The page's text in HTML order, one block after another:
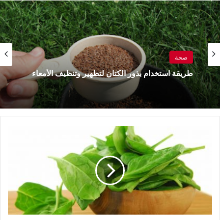
صحة
طريقة استخدام بذور الكتان لتطهير وتنظيف الأمعاء
صحة
7 فوائد لتناول ملعقة من زيت الزيتون على معدة
للصحة
وللوقاية
الأمراض
الغذائية